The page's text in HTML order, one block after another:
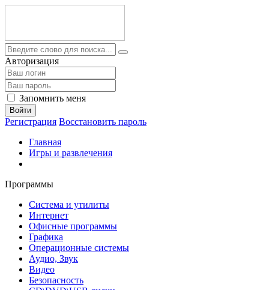
Авторизация
Запомнить меня
Войти
Регистрация Восстановить пароль
Главная
Игры и развлечения
Программы
Система и утилиты
Интернет
Офисные программы
Графика
Операционные системы
Аудио, Звук
Видео
Безопасность